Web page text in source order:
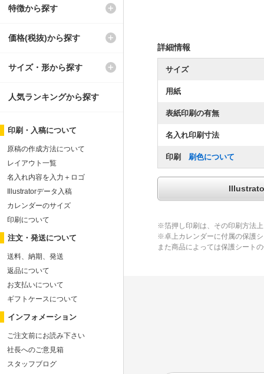
詳細情報
サイズ
用紙
表紙印刷の有無
名入れ印刷寸法
印刷 刷色について
※箔押し印刷は、その印刷方法
※卓上カレンダーに付属の保護
また商品によっては保護シート
特徴から探す
価格(税抜)から探す
サイズ・形から探す
人気ランキングから探す
印刷・入稿について
原稿の作成方法について
レイアウト一覧
名入れ内容を入力＋ロゴ
Illustratorデータ入稿
カレンダーのサイズ
印刷について
注文・発送について
送料、納期、発送
返品について
お支払いについて
ギフトケースについて
インフォメーション
ご注文前にお読み下さい
社長へのご意見箱
スタッフブログ